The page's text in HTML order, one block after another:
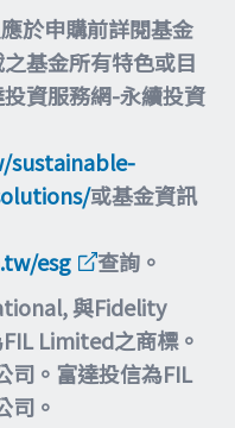
於申購前詳閱基金
基金所有特色或目
資服務網-永續投資
sustainable-
或基金資訊
esg
查詢。
與Fidelity
Limited之商標。
司。富達投信為FIL
司。